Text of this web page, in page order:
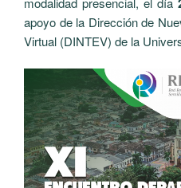
apoyo de la Dirección de
Virtual (DINTEV) de la